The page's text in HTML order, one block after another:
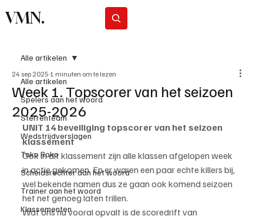
VMN.
Alle artikelen
Spelers aan het woord
Sterrenteam
Wedstrijdverslagen
Toko Roko
Scheidsrechter aan het woord
Trainer aan het woord
Klassementen
Alle artikelen
Week 1. Topscorer van het seizoen
2025-2026
24 sep 2025 1 minuten om te lezen
UNIT 14 beveiliging topscorer van het seizoen
klassement
Ook in dit klassement zijn alle klassen afgelopen week
in actie gekomen. En er waren een paar echte killers bij,
wel bekende namen dus ze gaan ook komend seizoen
het net genoeg laten trillen.
Wat ons nu vooral opvalt is de scoredrift van